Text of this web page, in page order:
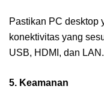
Pastikan PC desktop
konektivitas yang
USB, HDMI, dan LAN.
5. Keamanan